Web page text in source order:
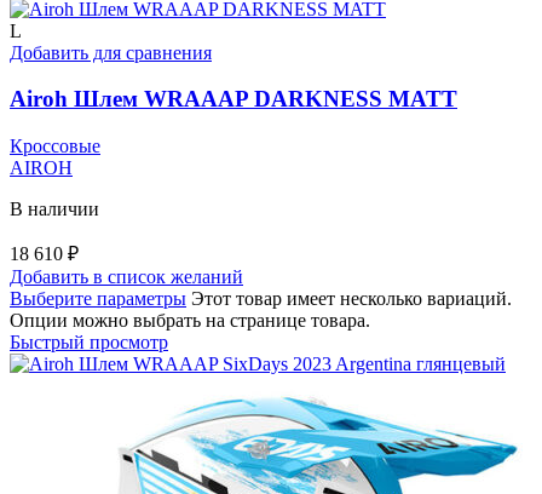
L
Добавить для сравнения
Airoh Шлем WRAAAP DARKNESS MATT
Кроссовые
AIROH
В наличии
18 610 ₽
Добавить в список желаний
Выберите параметры Этот товар имеет несколько вариаций.
Опции можно выбрать на странице товара.
Быстрый просмотр